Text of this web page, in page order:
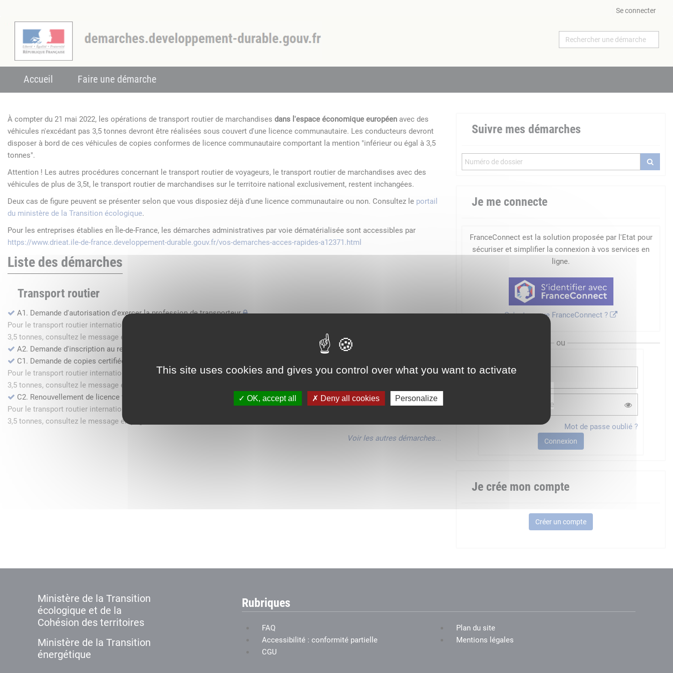
This site uses cookies and gives you control over what you want to activate
OK, accept all Deny all cookies Personalize
Se connecter
Accueil Faire une démarche
À compter du 21 mai 2022, les opérations de transport routier de marchandises dans l'espace économique européen avec des
véhicules n'excédant pas 3,5 tonnes devront être réalisées sous couvert d'une licence communautaire. Les conducteurs devront
disposer à bord de ces véhicules de copies conformes de licence communautaire comportant la mention "inférieur ou égal à 3,5
tonnes".
Attention ! Les autres procédures concernant le transport routier de voyageurs, le transport routier de marchandises avec des
véhicules de plus de 3,5t, le transport routier de marchandises sur le territoire national exclusivement, restent inchangées.
Deux cas de figure peuvent se présenter selon que vous disposiez déjà d'une licence communautaire ou non. Consultez le portail
du ministère de la Transition écologique.
Pour les entreprises établies en Île-de-France, les démarches administratives par voie dématérialisée sont accessibles par
https://www.drieat.ile-de-france.developpement-durable.gouv.fr/vos-demarches-acces-rapides-a12371.html
Liste des démarches
Transport routier
A1. Demande d'autorisation d'exercer la profession de transporteur
Pour le transport routier international de marchandises dans l'espace économique européen avec des véhicules n'excédant pas
3,5 tonnes, consultez le message en page d'accueil.
A2. Demande d'inscription au registre des commissionnaires de transport
C1. Demande de copies certifiées conformes
Pour le transport routier international de marchandises dans l'espace économique européen avec des véhicules n'excédant pas
3,5 tonnes, consultez le message en page d'accueil.
C2. Renouvellement de licence transport routier
Pour le transport routier international de marchandises dans l'espace économique européen avec des véhicules n'excédant pas
3,5 tonnes, consultez le message en page d'accueil.
Voir les autres démarches...
Suivre mes démarches
Je me connecte
FranceConnect est la solution proposée par l'Etat pour
sécuriser et simplifier la connexion à vos services en
ligne.
Qu'est-ce que FranceConnect ?
ou
Mot de passe oublié ?
Connexion
Je crée mon compte
Créer un compte
Ministère de la Transition
écologique et de la
Cohésion des territoires
Ministère de la Transition
énergétique
Rubriques
FAQ
Plan du site
Accessibilité : conformité partielle
Mentions légales
CGU